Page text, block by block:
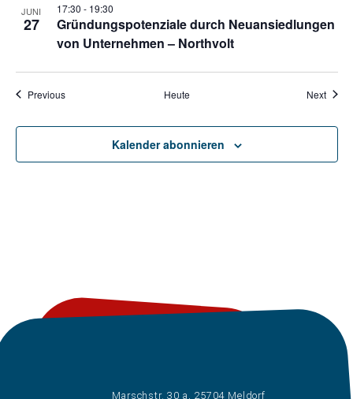
JUNI
27
17:30 - 19:30
Gründungspotenziale durch Neuansiedlungen
von Unternehmen – Northvolt
PreviousVeranstaltungen Heute Next
Kalender abonnieren
Marschstr. 30 a, 25704 Meldorf